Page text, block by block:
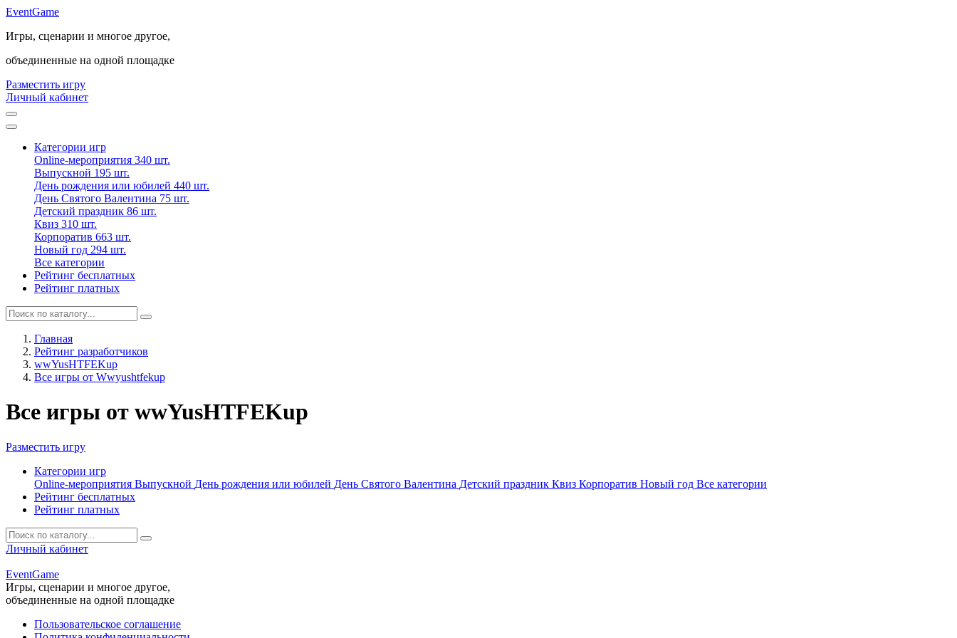
EventGame
Игры, сценарии и многое другое,
объединенные на одной площадке
Разместить игру
Личный кабинет
Категории игр
Online-мероприятия 340 шт.
Выпускной 195 шт.
День рождения или юбилей 440 шт.
День Святого Валентина 75 шт.
Детский праздник 86 шт.
Квиз 310 шт.
Корпоратив 663 шт.
Новый год 294 шт.
Все категории
Рейтинг бесплатных
Рейтинг платных
Главная
Рейтинг разработчиков
wwYusHTFEKup
Все игры от Wwyushtfekup
Все игры от wwYusHTFEKup
Разместить игру
Категории игр
Online-мероприятия Выпускной День рождения или юбилей День Святого Валентина Детский праздник Квиз Корпоратив Новый год Все категории
Рейтинг бесплатных
Рейтинг платных
Личный кабинет
EventGame
Игры, сценарии и многое другое,
объединенные на одной площадке
Пользовательское соглашение